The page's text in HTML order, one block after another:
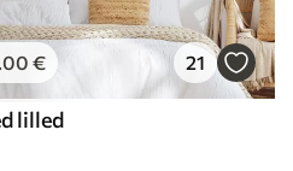
€ 21
lilled